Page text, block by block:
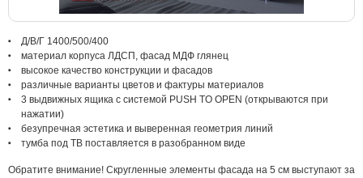
Д/В/Г 1400/500/400
материал корпуса ЛДСП, фасад МДФ глянец
высокое качество конструкции и фасадов
различные варианты цветов и фактуры материалов
3 выдвижных ящика с системой PUSH TO OPEN (открываются при
нажатии)
безупречная эстетика и выверенная геометрия линий
тумба под ТВ поставляется в разобранном виде
Обратите внимание! Скругленные элементы фасада на 5 см выступают за